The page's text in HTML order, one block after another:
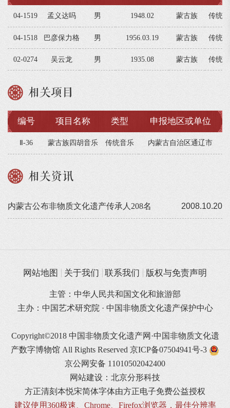
04-1519 孟义达吗 男 1948.02 蒙古族 传统
04-1518 巴彦保力格 男 1956.03.19 蒙古族 传统
02-0274 吴云龙 男 1935.08 蒙古族 传统
相关项目
编号 项目名称 类型 申报地区或单位
Ⅱ-36 蒙古族四胡音乐 传统音乐 内蒙古自治区通辽市
相关资讯
2008.10.20
内蒙古公布非物质文化遗产传承人208名
网站地图 关于我们 联系我们 版权与免责声明
主管：中华人民共和国文化和旅游部
主办：中国艺术研究院 · 中国非物质文化遗产保护中心
Copyright©2018 中国非物质文化遗产网·中国非物质文化遗
产数字博物馆 All Rights Reserved 京ICP备07504941号-3
京公网安备 11010502042400
网站建设：北京分形科技
方正清刻本悦宋简体字体由方正电子免费公益授权
建议使用360极速、Chrome、Firefox浏览器，最佳分辨率